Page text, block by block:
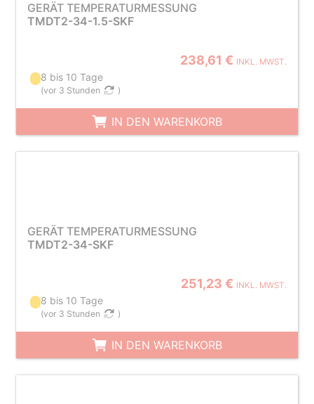
GERÄT TEMPERATURMESSUNG
TMDT2-34-1.5-SKF
238,61 € INKL. MWST.
8 bis 10 Tage
(vor 3 Stunden )
IN DEN WARENKORB
GERÄT TEMPERATURMESSUNG
TMDT2-34-SKF
251,23 € INKL. MWST.
8 bis 10 Tage
(vor 3 Stunden )
IN DEN WARENKORB